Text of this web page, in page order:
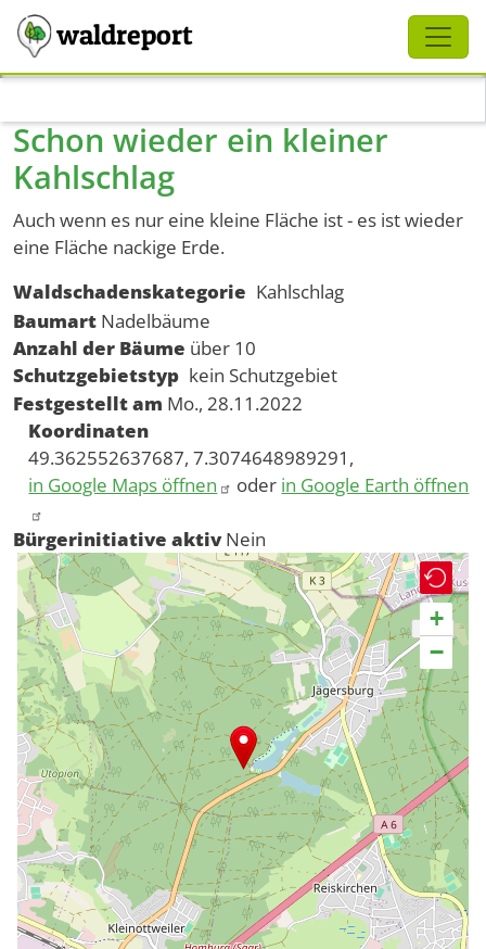
waldreport
Schon wieder ein kleiner
Kahlschlag
Auch wenn es nur eine kleine Fläche ist - es ist wieder
eine Fläche nackige Erde.
Waldschadenskategorie Kahlschlag
Baumart Nadelbäume
Anzahl der Bäume über 10
Schutzgebietstyp kein Schutzgebiet
Festgestellt am Mo., 28.11.2022
Koordinaten
49.362552637687, 7.3074648989291,
in Google Maps öffnen
oder in Google Earth öffnen
Bürgerinitiative aktiv Nein
+
−
Schliessen